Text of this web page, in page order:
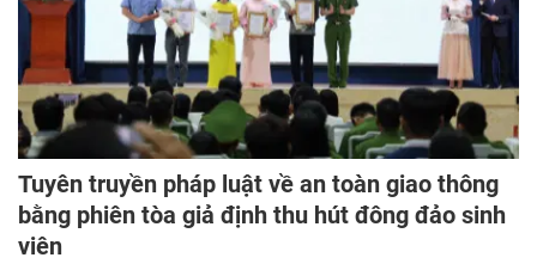
Tuyên truyền pháp luật về an toàn giao thông
bằng phiên tòa giả định thu hút đông đảo sinh
viên